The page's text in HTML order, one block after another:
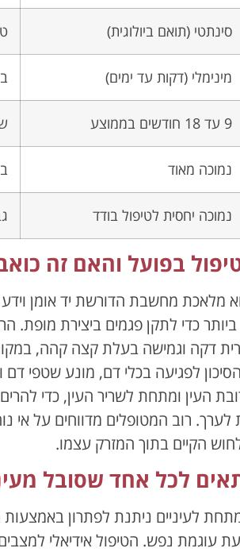
סינתטי (תואם ביולוגית)
מינימלי (דקות עד ימים)
9 עד 18 חודשים בממוצע
נמוכה מאוד
נמוכה יחסית לטיפול בודד
בפועל והאם זה
מלאכת מחשבת הדורשת יד אומן וידע
כדי לתקן פגמים ביצירת מופת.
דקה וגמישה בעלת קצה קהה,
לפגיעה בכלי דם, מונע שטפי דם
העין ומתחת לשריר העין, כדי
כ 20 דקות לערך. רוב המטופלים מדווחים
הקיים בתוך המזרק עצמו.
לכל אחד שסובל
לעיניים ניתנת לפתרון באמצעות